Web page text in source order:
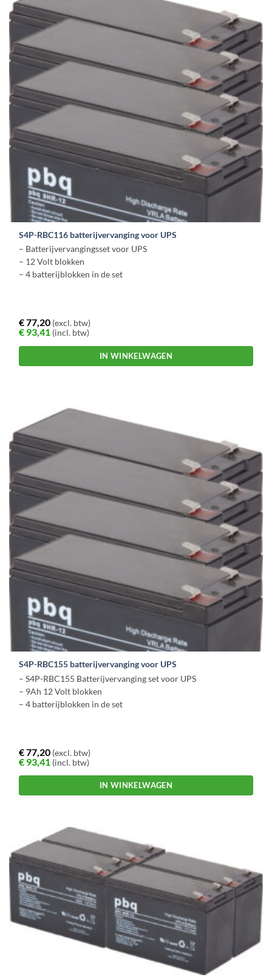
S4P-RBC116 batterijvervanging voor UPS
– Batterijvervangingsset voor UPS
– 12 Volt blokken
– 4 batterijblokken in de set
€77,20 (excl. btw)
€ 93,41 (incl. btw)
IN WINKELWAGEN
S4P-RBC155 batterijvervanging voor UPS
– S4P-RBC155 Batterijvervanging set voor UPS
– 9Ah 12 Volt blokken
– 4 batterijblokken in de set
€77,20 (excl. btw)
€ 93,41 (incl. btw)
IN WINKELWAGEN